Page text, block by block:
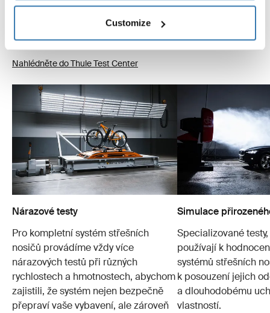
Customize
na vůz bylo možné namontovat co nejpevněji
a přeprava vašeho vybavení byla co nejbezpečnější.
Níže uvádíme jen některé z mnoha prováděných testů.
Nahlédněte do Thule Test Center
Nárazové testy
Pro kompletní systém střešních
nosičů provádíme vždy více
nárazových testů při různých
rychlostech a hmotnostech, abychom
zajistili, že systém nejen bezpečně
přepraví vaše vybavení, ale zároveň
Simulace
Specializované
používají k
systémů střešních
k posouzení jejich
a dlouhodobému
vlastností.